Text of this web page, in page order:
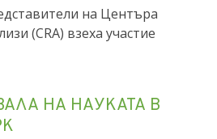
на Центъра
(CRA) взеха участие
НА НАУКАТА В